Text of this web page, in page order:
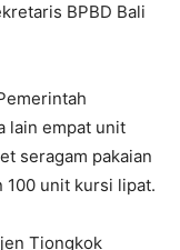
BPBD Bali
lain empat unit
seragam pakaian
100 unit kursi lipat.
Tiongkok